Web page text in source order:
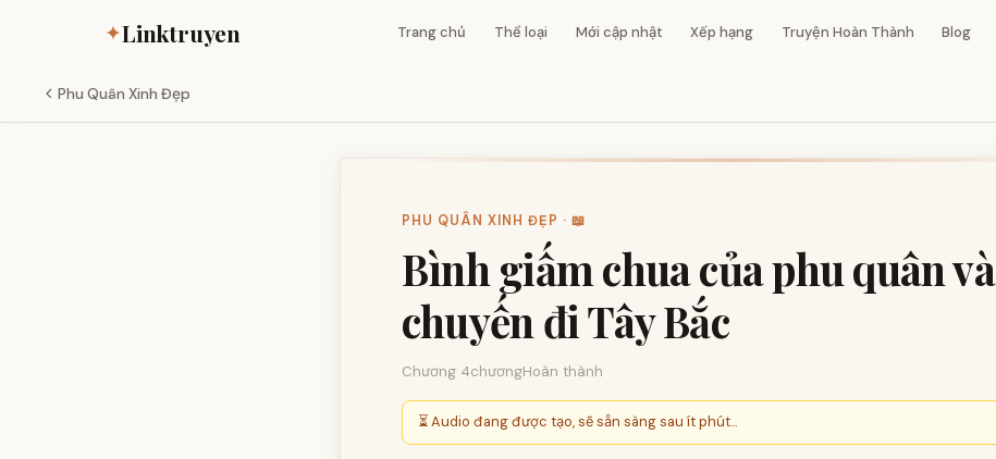
✦Linktruyen Trang chủ Thể loại Mới cập nhật Xếp hạng Truyện Hoàn Thành Blog
Phu Quân Xinh Đẹp
PHU QUÂN XINH ĐẸP · 📖
Bình giấm chua của phu quân và
chuyến đi Tây Bắc
Chương 4chươngHoàn thành
⏳ Audio đang được tạo, sẽ sẵn sàng sau ít phút...